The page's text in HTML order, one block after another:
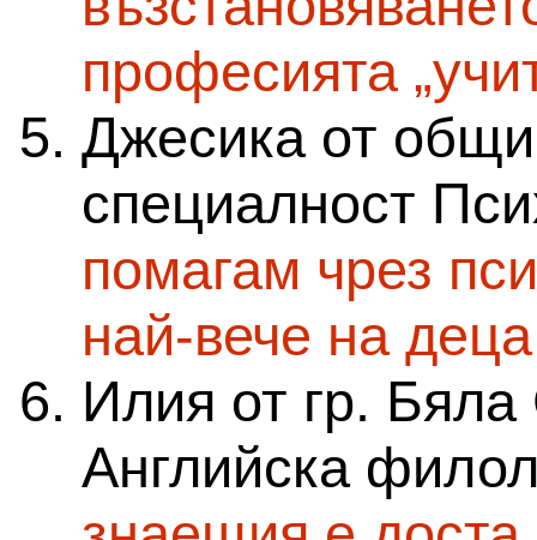
професията
Джесика от
специалност
помагам чрез
най-вече на
Илия от гр.
Английска